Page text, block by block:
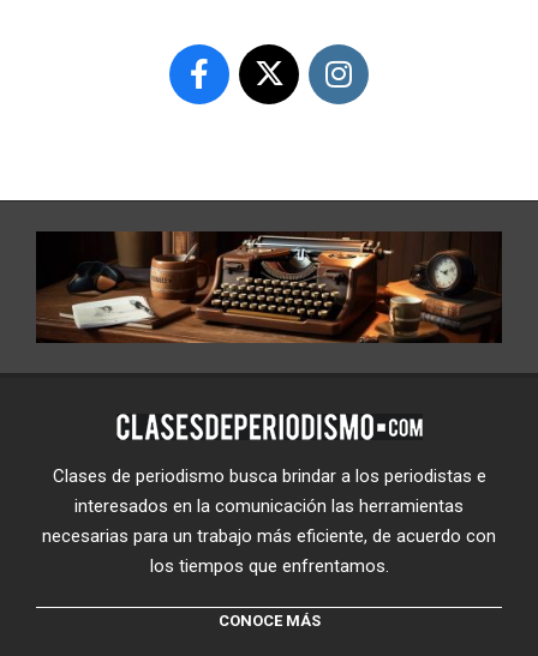
Clases de periodismo busca brindar a los periodistas e
interesados en la comunicación las herramientas
necesarias para un trabajo más eficiente, de acuerdo con
los tiempos que enfrentamos.
CONOCE MÁS